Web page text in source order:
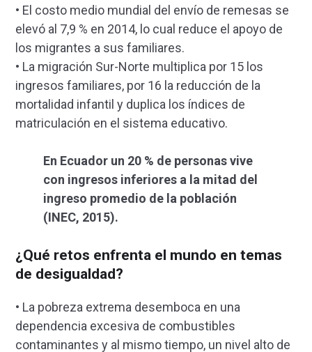
• El costo medio mundial del envío de remesas se
elevó al 7,9 % en 2014, lo cual reduce el apoyo de
los migrantes a sus familiares.
• La migración Sur-Norte multiplica por 15 los
ingresos familiares, por 16 la reducción de la
mortalidad infantil y duplica los índices de
matriculación en el sistema educativo.
En Ecuador un 20 % de personas vive
con ingresos inferiores a la mitad del
ingreso promedio de la población
(INEC, 2015).
¿Qué retos enfrenta el mundo en temas
de desigualdad?
• La pobreza extrema desemboca en una
dependencia excesiva de combustibles
contaminantes y al mismo tiempo, un nivel alto de